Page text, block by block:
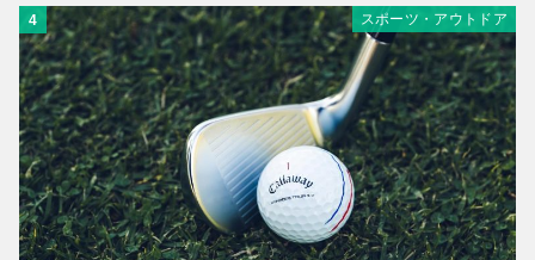
4 スポーツ・アウトドア